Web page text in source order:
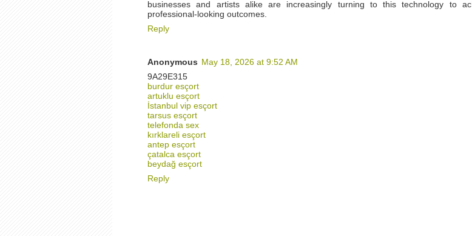
businesses and artists alike are increasingly turning to this technology to
professional-looking outcomes.
Reply
Anonymous May 18, 2026 at 9:52 AM
9A29E315
burdur esçort
artuklu esçort
İstanbul vip esçort
tarsus esçort
telefonda sex
kırklareli esçort
antep esçort
çatalca esçort
beydağ esçort
Reply